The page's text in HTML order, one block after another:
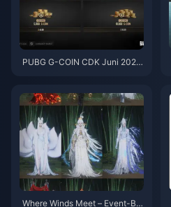
PUBG G-COIN CDK Juni 2026:
Where Winds Meet – Event-Bel